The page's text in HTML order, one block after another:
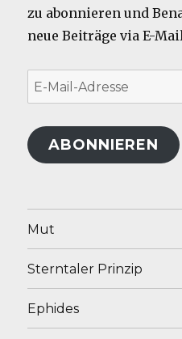
zu abonnieren und
neue Beiträge via E-
E-
Mail-
Adresse
ABONNIEREN
Mut
Sterntaler Prinzip
Ephides